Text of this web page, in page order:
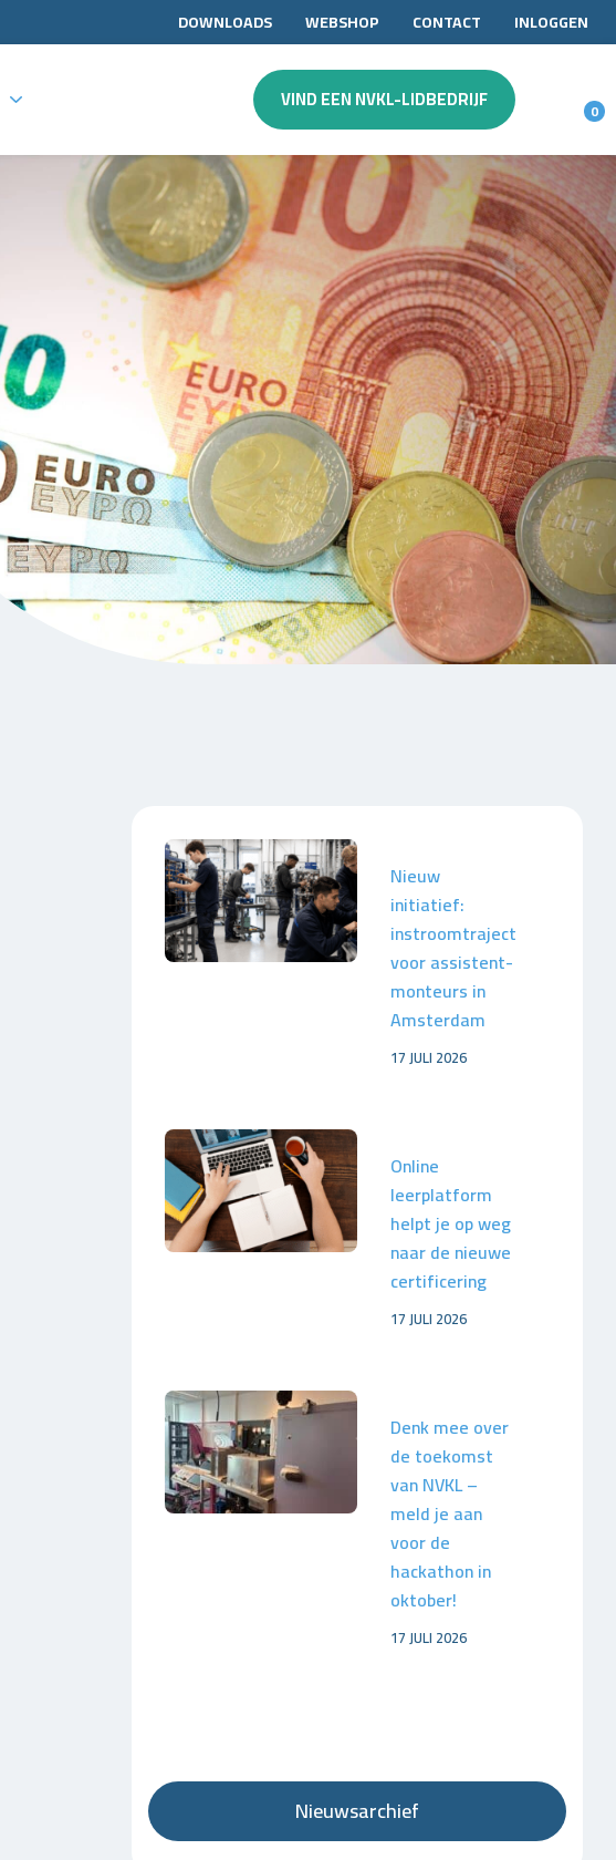
DOWNLOADS WEBSHOP CONTACT INLOGGEN
VIND EEN NVKL-LIDBEDRIJF 0
Nieuw
initiatief:
instroomtraject
voor assistent-
monteurs in
Amsterdam
17 JULI 2026
Online
leerplatform
helpt je op weg
naar de nieuwe
certificering
17 JULI 2026
Denk mee over
de toekomst
van NVKL –
meld je aan
voor de
hackathon in
oktober!
17 JULI 2026
Nieuwsarchief